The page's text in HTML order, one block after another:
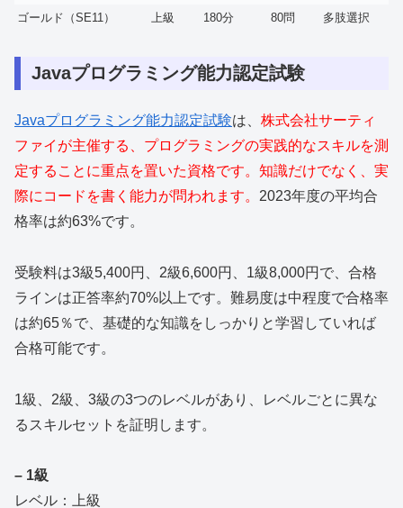
ゴールド（SE11）
上級 180分 80問 多肢選択
Javaプログラミング能力認定試験
Javaプログラミング能力認定試験は、 株式会社サーティ
ファイが主催する、プログラミングの実践的なスキルを測
定することに重点を置いた資格です。知識だけでなく、実
際にコードを書く能力が問われます。 2023年度の平均合
格率は約63%です。
受験料は3級5,400円、2級6,600円、1級8,000円で、合格
ラインは正答率約70%以上です。難易度は中程度で合格率
は約65％で、基礎的な知識をしっかりと学習していれば
合格可能です。
1級、2級、3級の3つのレベルがあり、レベルごとに異な
るスキルセットを証明します。
– 1級
レベル：上級